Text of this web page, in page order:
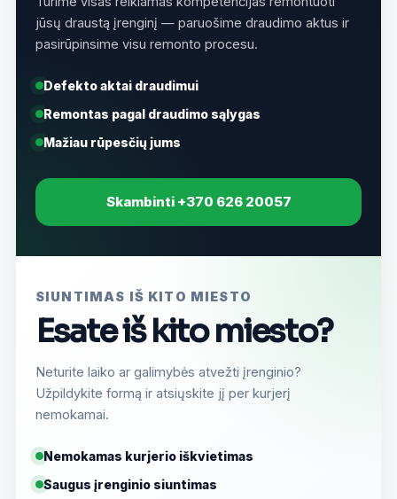
jūsų draustą įrenginį — paruošime draudimo aktus ir
pasirūpinsime visu remonto procesu.
Defekto aktai draudimui
Remontas pagal draudimo sąlygas
Mažiau rūpesčių jums
Skambinti +370 626 20057
SIUNTIMAS IŠ KITO MIESTO
Esate iš kito miesto?
Neturite laiko ar galimybės atvežti įrenginio?
Užpildykite formą ir atsiųskite jį per kurjerį
nemokamai.
Nemokamas kurjerio iškvietimas
Saugus įrenginio siuntimas